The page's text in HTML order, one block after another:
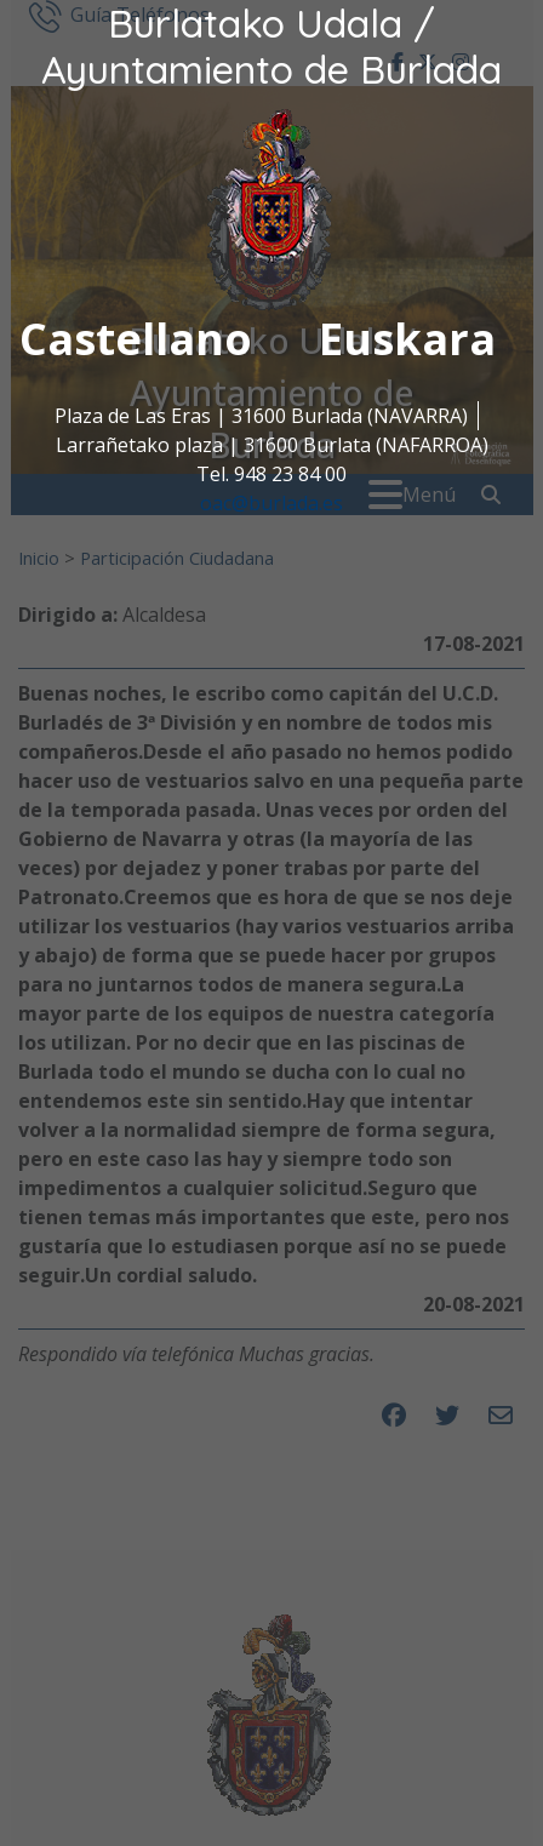
Burlatako Udala /
Ayuntamiento de Burlada
Castellano Euskara
Plaza de Las Eras | 31600 Burlada (NAVARRA)
Larrañetako plaza | 31600 Burlata (NAFARROA)
Tel. 948 23 84 00
oac@burlada.es
Ir al contenidoGuía Teléfonos
facebook
twitter
Burlatako Udala /
Ayuntamiento de
Burlada
Menú
Inicio > Participación Ciudadana
Dirigido a: Alcaldesa
17-08-2021
Buenas noches, le escribo como capitán del U.C.D.
Burladés de 3ª División y en nombre de todos mis
compañeros.Desde el año pasado no hemos podido
hacer uso de vestuarios salvo en una pequeña parte
de la temporada pasada. Unas veces por orden del
Gobierno de Navarra y otras (la mayoría de las
veces) por dejadez y poner trabas por parte del
Patronato.Creemos que es hora de que se nos deje
utilizar los vestuarios (hay varios vestuarios arriba
y abajo) de forma que se puede hacer por grupos
para no juntarnos todos de manera segura.La
mayor parte de los equipos de nuestra categoría
los utilizan. Por no decir que en las piscinas de
Burlada todo el mundo se ducha con lo cual no
entendemos este sin sentido.Hay que intentar
volver a la normalidad siempre de forma segura,
pero en este caso las hay y siempre todo son
impedimentos a cualquier solicitud.Seguro que
tienen temas más importantes que este, pero nos
gustaría que lo estudiasen porque así no se puede
seguir.Un cordial saludo.
20-08-2021
Respondido vía telefónica Muchas gracias.
Compartir en